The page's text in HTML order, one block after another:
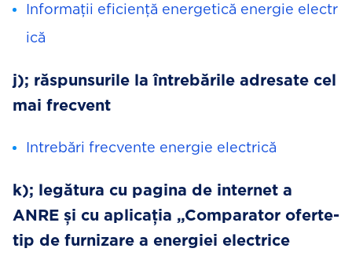
Informații eficiență energetică energie electr
ică
j); răspunsurile la întrebările adresate cel
mai frecvent
Intrebări frecvente energie electrică
k); legătura cu pagina de internet a
ANRE și cu aplicația „Comparator oferte-
tip de furnizare a energiei electrice